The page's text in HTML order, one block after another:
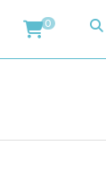
0